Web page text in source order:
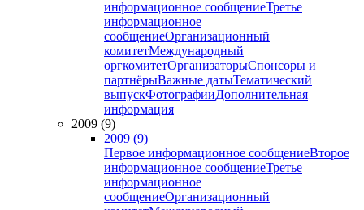
информационное сообщениеТретье
информационное
сообщениеОрганизационный
комитетМеждународный
оргкомитетОрганизаторыСпонсоры и
партнёрыВажные датыТематический
выпускФотографииДополнительная
информация
2009 (9)
2009 (9)
Первое информационное сообщениеВторое
информационное сообщениеТретье
информационное
сообщениеОрганизационный